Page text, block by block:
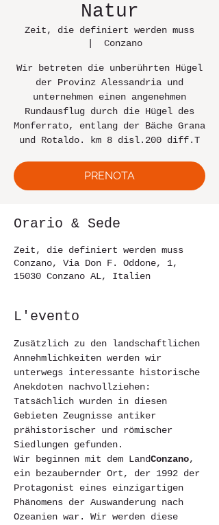
Natur
Zeit, die definiert werden muss
Conzano
Wir betreten die unberührten Hügel
der Provinz Alessandria und
unternehmen einen angenehmen
Rundausflug durch die Hügel des
Monferrato, entlang der Bäche Grana
und Rotaldo. km 8 disl.200 diff.T
PRENOTA
Orario & Sede
Zeit, die definiert werden muss
Conzano, Via Don F. Oddone, 1,
15030 Conzano AL, Italien
L'evento
Zusätzlich zu den landschaftlichen
Annehmlichkeiten werden wir
unterwegs interessante historische
Anekdoten nachvollziehen:
Tatsächlich wurden in diesen
Gebieten Zeugnisse antiker
prähistorischer und römischer
Siedlungen gefunden.
Wir beginnen mit dem LandConzano,
ein bezaubernder Ort, der 1992 der
Protagonist eines einzigartigen
Phänomens der Auswanderung nach
Ozeanien war. Wir werden diese